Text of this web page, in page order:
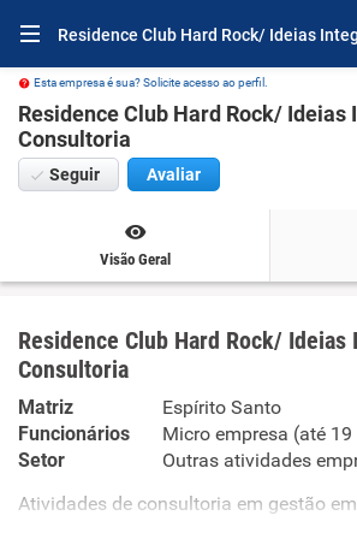
Esta empresa é sua? Solicite acesso ao perfil.
Residence Club Hard Rock/ Ideias
Consultoria
Seguir Avaliar
Visão Geral
Residence Club Hard Rock/ Ideias
Consultoria
Matriz
Espírito Santo
Funcionários
Micro empresa (até
Setor
Outras atividades
Atividades de consultoria em gestão